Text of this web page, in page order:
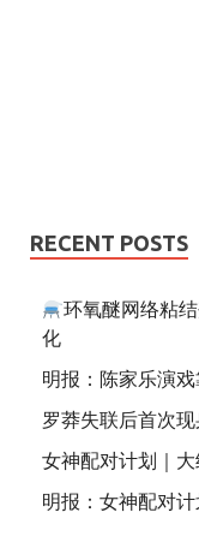
RECENT POSTS
环氧醚网络粘
化
明报：陈家乐演
罗莽失联后首次
女神配对计划｜
明报：女神配对